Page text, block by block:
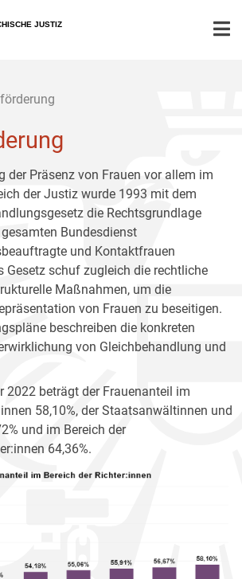
JUSTIZ
der Präsenz von Frauen vor allem im
der Justiz wurde 1993 mit dem
die Rechtsgrundlage
Bundesdienst
und Kontaktfrauen
Gesetz schuf zugleich die rechtliche
Maßnahmen, um die
von Frauen zu beseitigen.
beschreiben die konkreten
von Gleichbehandlung und
2022 beträgt der Frauenanteil im
58,10%, der Staatsanwältinnen und
und im Bereich der
64,36%.